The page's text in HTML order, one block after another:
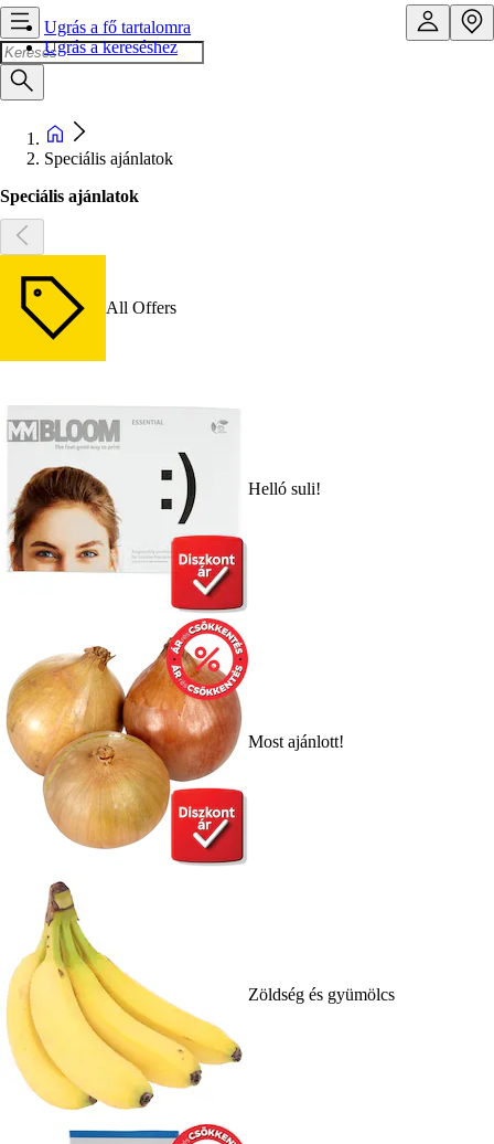
Ugrás a fő tartalomra
Ugrás a kereséshez
Speciális ajánlatok
Speciális ajánlatok
All Offers
Helló suli!
Most ajánlott!
Zöldség és gyümölcs